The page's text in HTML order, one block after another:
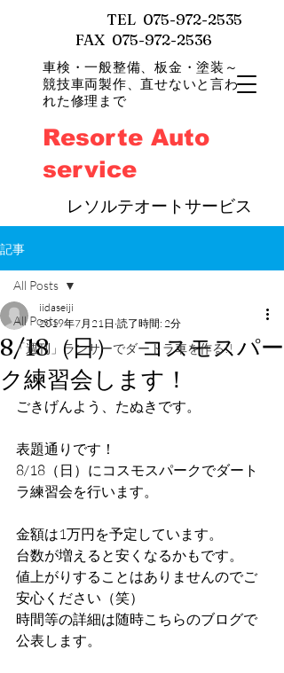
Resorte Auto
service
TEL 075-972-2535
FAX 075-972-2536
車検・一般整備、 板金・塗装～
競技車両製作、直せないと言わ
れた修理まで
レソルテオートサービス
記事
All Posts
「週刊」ランサーでダートラ車を作る!!
All Posts
8/18（日） コスモスパー
ク練習会します！
iidaseiji
2019年7月21日 読了時間: 2分
ごきげんよう、たぬきです。
表題通りです！
8/18（日）にコスモスパークでダート
ラ練習会を行います。
金額は1万円を予定しています。
台数が増えると安くなるかもです。
値上がりすることはありませんのでご
安心ください（笑）
時間等の詳細は随時こちらのブログで
公表します。